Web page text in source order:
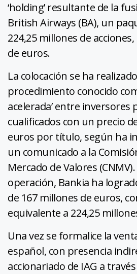
‘holding’ resultante de la
British Airways (BA), un
224,25 millones de
de euros.
La colocación se ha
procedimiento conocido
acelerada’ entre inversores
cualificados con un precio
euros por título, según ha
un comunicado a la
Mercado de Valores
operación, Bankia ha
de 167 millones de euros,
equivalente a 224,25
Una vez se formalice la
español, con presencia
accionariado de IAG a